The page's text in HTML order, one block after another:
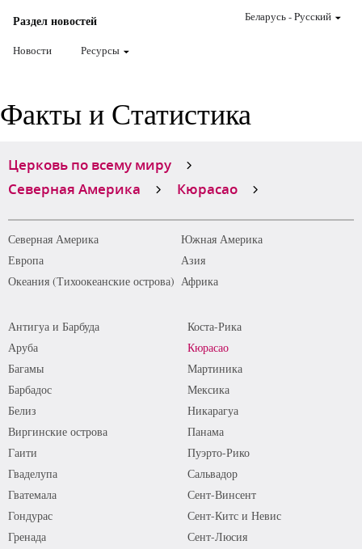
Раздел новостей
Новости Ресурсы
Беларусь-Pусский
Факты и Статистика
Церковь по всему миру
Северная Америка
Кюрасао
Северная Америка
Южная Америка
Европа
Азия
Океания (Тихоокеанские острова) Африка
Антигуа и Барбуда
Аруба
Багамы
Барбадос
Белиз
Виргинские острова
Гаити
Гваделупа
Гватемала
Гондурас
Гренада
Коста-Рика
Кюрасао
Мартиника
Мексика
Никарагуа
Панама
Пуэрто-Рико
Сальвадор
Сент-Винсент
Сент-Китс и Невис
Сент-Люсия